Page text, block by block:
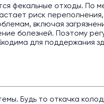
фекальные отходы. По
риск
включая
болезней. Поэтому
для поддержания
Будь то откачка